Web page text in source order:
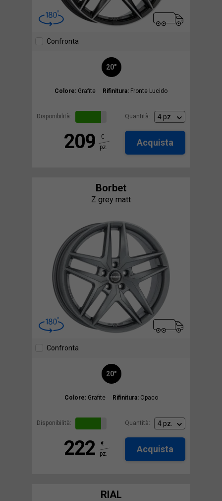
Confronta
20"
Colore: Grafite Rifinitura: Fronte Lucido
Disponibilità: Quantità:
209
€
pz.
Acquista
Borbet
Z grey matt
Confronta
20"
Colore: Grafite Rifinitura: Opaco
Disponibilità: Quantità:
222
€
pz.
Acquista
RIAL